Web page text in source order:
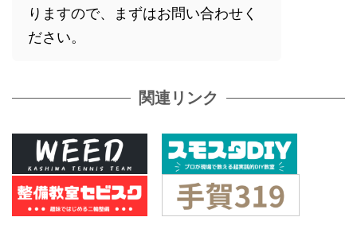
りますので、まずはお問い合わせく
ださい。
関連リンク